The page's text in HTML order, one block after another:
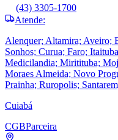
(43) 3305-1700
Atende:
Alenquer; Altamira; Aveiro;
Sonhos; Curua; Faro;
Medicilandia; Miritituba;
Moraes Almeida; Novo
Prainha; Ruropolis;
Cuiabá
CGBParceira